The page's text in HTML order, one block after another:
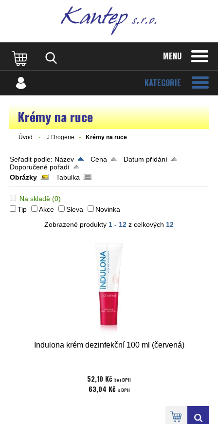
MENU
KATEGORIE
Krémy na ruce
Úvod J Drogerie Krémy na ruce
Seřadit podle: Název Cena
Datum přidání
Doporučené pořadí
Obrázky
Tabulka
Na skladě (0)
Tip
Akce Sleva
Novinka
Zobrazené produkty 1 - 12 z celkových 12
Indulona krém dezinfekční 100 ml (červená)
52,10 Kč bez DPH
63,04 Kč s DPH